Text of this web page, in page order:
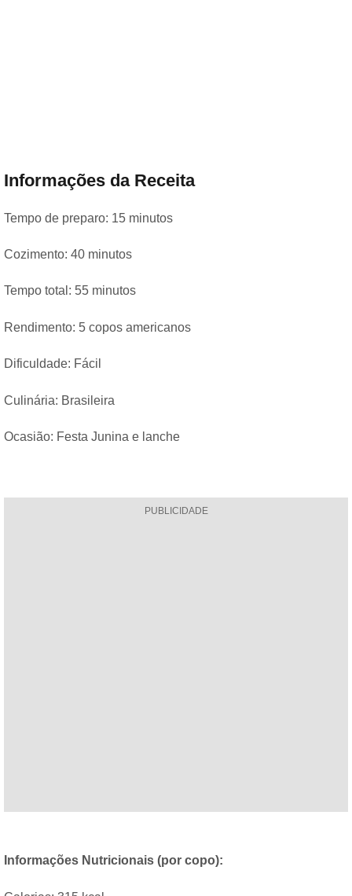
Informações da Receita
Tempo de preparo: 15 minutos
Cozimento: 40 minutos
Tempo total: 55 minutos
Rendimento: 5 copos americanos
Dificuldade: Fácil
Culinária: Brasileira
Ocasião: Festa Junina e lanche
PUBLICIDADE
Informações Nutricionais (por copo):